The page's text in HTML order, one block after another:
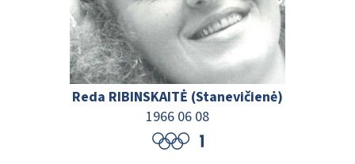
Reda RIBINSKAITĖ (Stanevičienė)
1966 06 08